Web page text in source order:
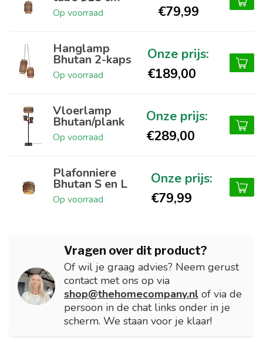
Op voorraad €79,99
Hanglamp
Bhutan 2-kaps
Op voorraad €189,00
Vloerlamp
Bhutan/plank
Op voorraad €289,00
Plafonniere
Bhutan S en L
Op voorraad €79,99
Vragen over dit product?
Of wil je graag advies? Neem gerust
contact met ons op via
shop@thehomecompany.nl of via de
persoon in de chat links onder in je
scherm. We staan voor je klaar!